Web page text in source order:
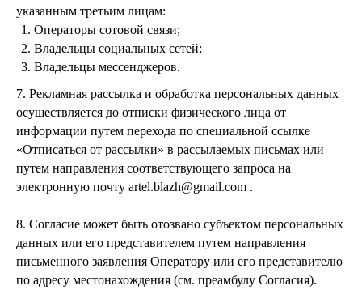
указанным третьим лицам:
Операторы сотовой связи;
Владельцы социальных сетей;
Владельцы мессенджеров.
7. Рекламная рассылка и обработка персональных данных
осуществляется до отписки физического лица от
информации путем перехода по специальной ссылке
«Отписаться от рассылки» в рассылаемых письмах или
путем направления соответствующего запроса на
электронную почту artel.blazh@gmail.com .
8. Согласие может быть отозвано субъектом персональных
данных или его представителем путем направления
письменного заявления Оператору или его представителю
по адресу местонахождения (см. преамбулу Согласия).